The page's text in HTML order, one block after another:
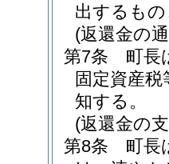
出するも
(返還金の
第7条
町長
固定資産
知する。
(返還金の
第8条
町長